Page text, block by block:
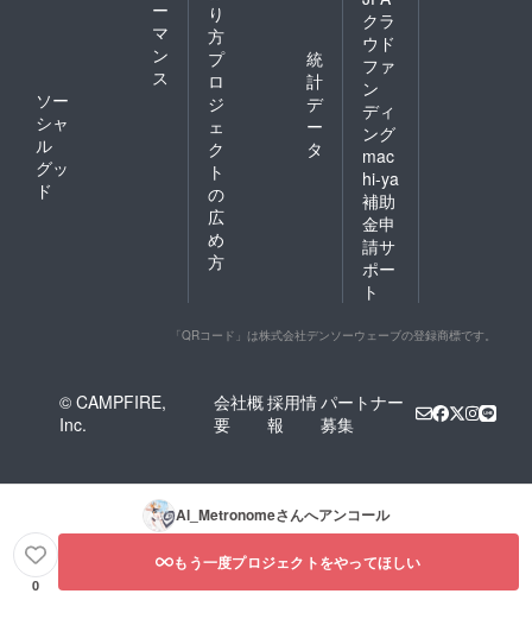
ー
マ
ン
ス
ソー
シャ
ル
グッ
ド
り
方
プ
ロ
ジ
ェ
ク
ト
の
広
め
方
統
計
デ
ー
タ
クラ
ウド
ファ
ン
ディ
ング
mac
hi-ya
補助
金申
請サ
ポー
ト
「QRコード」は株式会社デンソーウェーブの登録商標です。
© CAMPFIRE,
Inc.
会社概
要
採用情
報
パートナー
募集
Al_Metronomeさんへアンコール
0
もう一度プロジェクトをやってほしい